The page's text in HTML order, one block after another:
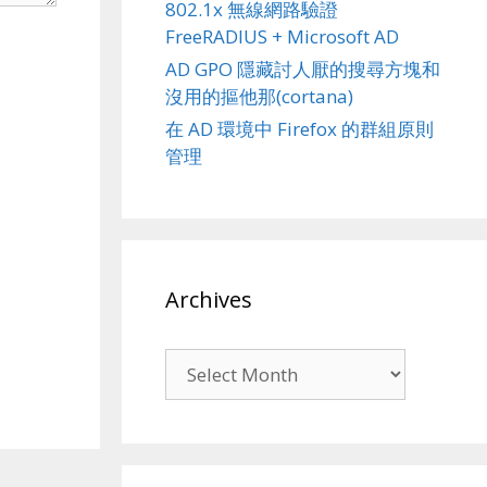
802.1x 無線網路驗證
FreeRADIUS + Microsoft AD
AD GPO 隱藏討人厭的搜尋方塊和
沒用的摳他那(cortana)
在 AD 環境中 Firefox 的群組原則
管理
Archives